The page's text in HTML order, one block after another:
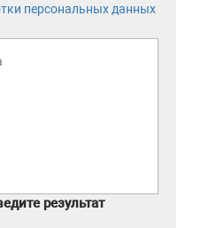
персональных данных
результат